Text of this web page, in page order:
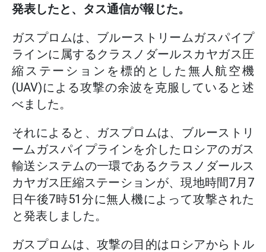
発表したと、タス通信が報じた。
ガスプロムは、ブルーストリームガスパイプ
ラインに属するクラスノダールスカヤガス圧
縮ステーションを標的とした無人航空機
(UAV)による攻撃の余波を克服していると述
べました。
それによると、ガスプロムは、ブルーストリ
ームガスパイプラインを介したロシアのガス
輸送システムの一環であるクラスノダールス
カヤガス圧縮ステーションが、現地時間7月7
日午後7時51分に無人機によって攻撃された
と発表しました。
ガスプロムは、攻撃の目的はロシアからトル